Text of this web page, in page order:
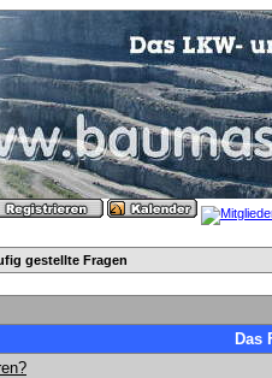
gestellte Fragen
Das